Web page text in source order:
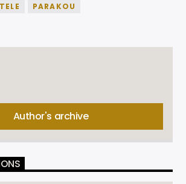
PARAKOU
Author's archive